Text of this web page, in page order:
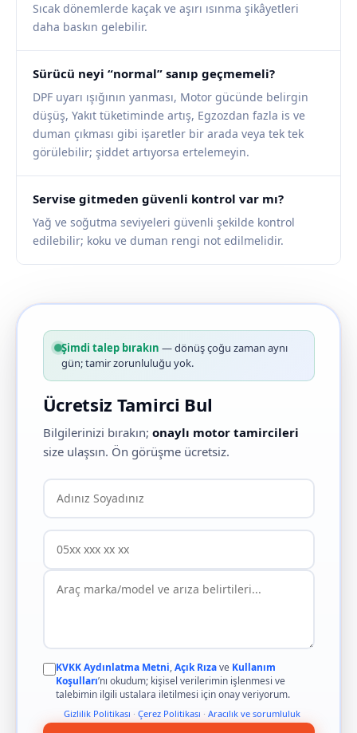
Sıcak dönemlerde kaçak ve aşırı ısınma şikâyetleri
daha baskın gelebilir.
Sürücü neyi “normal” sanıp geçmemeli?
DPF uyarı ışığının yanması, Motor gücünde belirgin
düşüş, Yakıt tüketiminde artış, Egzozdan fazla is ve
duman çıkması gibi işaretler bir arada veya tek tek
görülebilir; şiddet artıyorsa ertelemeyin.
Servise gitmeden güvenli kontrol var mı?
Yağ ve soğutma seviyeleri güvenli şekilde kontrol
edilebilir; koku ve duman rengi not edilmelidir.
Şimdi talep bırakın — dönüş çoğu zaman aynı
gün; tamir zorunluluğu yok.
Ücretsiz Tamirci Bul
Bilgilerinizi bırakın; onaylı motor tamircileri
size ulaşsın. Ön görüşme ücretsiz.
KVKK Aydınlatma Metni,Açık Rızave Kullanım
Koşulları’nı okudum; kişisel verilerimin işlenmesi ve
talebimin ilgili ustalara iletilmesi için onay veriyorum.
Gizlilik Politikası · Çerez Politikası · Aracılık ve sorumluluk